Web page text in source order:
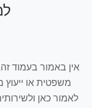
משפטית או ייעוץ
לאמור כאן